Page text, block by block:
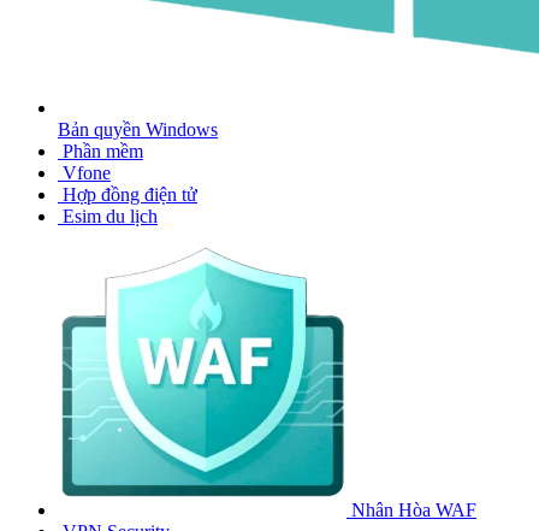
Bản quyền Windows
Phần mềm
Vfone
Hợp đồng điện tử
Esim du lịch
Nhân Hòa WAF